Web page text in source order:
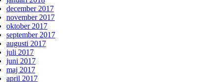
december 2017
november 2017
oktober 2017
september 2017
augusti 2017
juli 2017
juni 2017
maj 2017
april 2017